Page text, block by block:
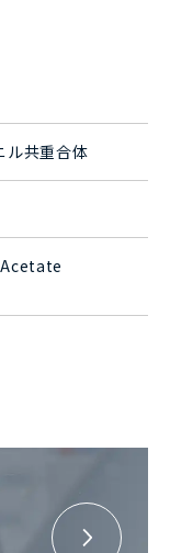
ル共重合体